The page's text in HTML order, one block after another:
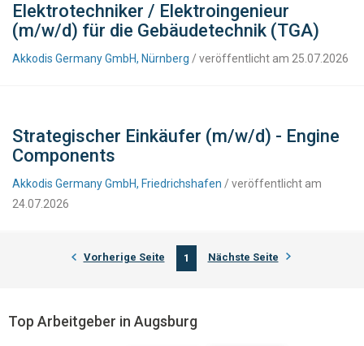
Elektrotechniker / Elektroingenieur
(m/w/d) für die Gebäudetechnik (TGA)
Akkodis Germany GmbH, Nürnberg / veröffentlicht am 25.07.2026
Strategischer Einkäufer (m/w/d) - Engine
Components
Akkodis Germany GmbH, Friedrichshafen / veröffentlicht am
24.07.2026
Vorherige Seite 1 Nächste Seite
Top Arbeitgeber in Augsburg